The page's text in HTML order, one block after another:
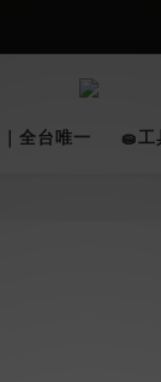
% 成功的秘訣，
全台唯一 🧽